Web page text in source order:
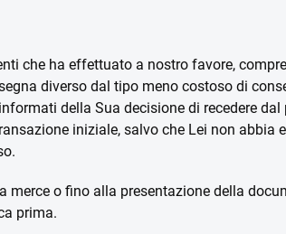
che ha effettuato a nostro favore,
diverso dal tipo meno costoso di
della Sua decisione di recedere
iniziale, salvo che Lei non abbia
o fino alla presentazione della
prima.